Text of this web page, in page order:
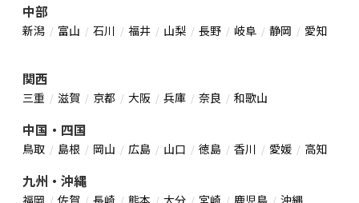
中部
新潟 富山 石川 福井 山梨 長野 岐阜 静岡 愛知
関西
三重 滋賀 京都 大阪 兵庫 奈良 和歌山
中国・四国
鳥取 島根 岡山 広島 山口 徳島 香川 愛媛 高知
九州・沖縄
福岡 佐賀 長崎 熊本 大分 宮崎 鹿児島 沖縄